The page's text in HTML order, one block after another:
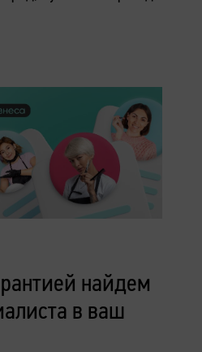
найдем
в ваш